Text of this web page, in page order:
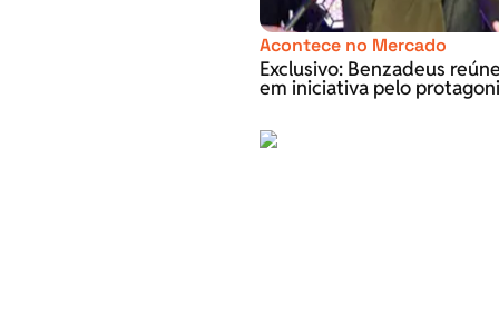
Acontece no Mercado
Exclusivo: Benzadeus
em iniciativa pelo